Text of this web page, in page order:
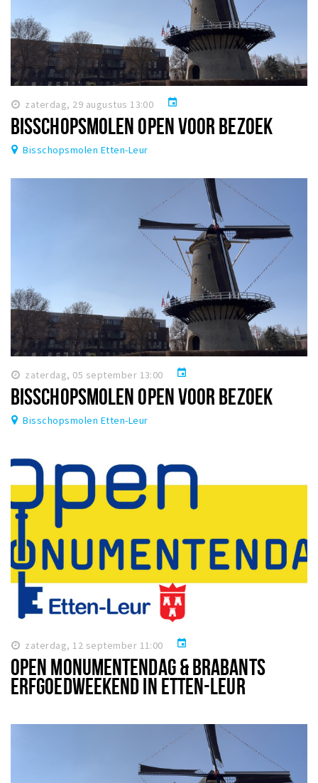
zaterdag, 29 augustus 13:00 event
BISSCHOPSMOLEN OPEN VOOR BEZOEK
Bisschopsmolen Etten-Leur
zaterdag, 05 september 13:00 event
BISSCHOPSMOLEN OPEN VOOR BEZOEK
Bisschopsmolen Etten-Leur
zaterdag, 12 september 11:00 event
OPEN MONUMENTENDAG & BRABANTS
ERFGOEDWEEKEND IN ETTEN-LEUR